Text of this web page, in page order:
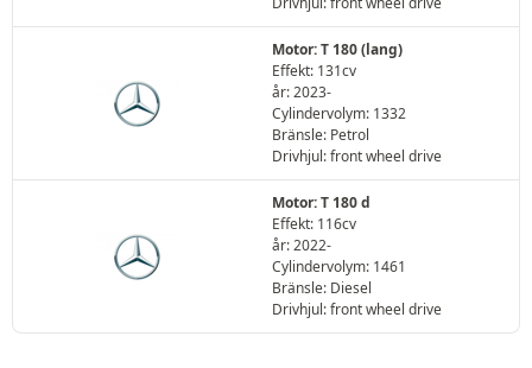
Motor: T 180 (lang)
Effekt: 131cv
år: 2023-
Cylindervolym: 1332
Bränsle: Petrol
Drivhjul: front wheel drive
Motor: T 180 d
Effekt: 116cv
år: 2022-
Cylindervolym: 1461
Bränsle: Diesel
Drivhjul: front wheel drive